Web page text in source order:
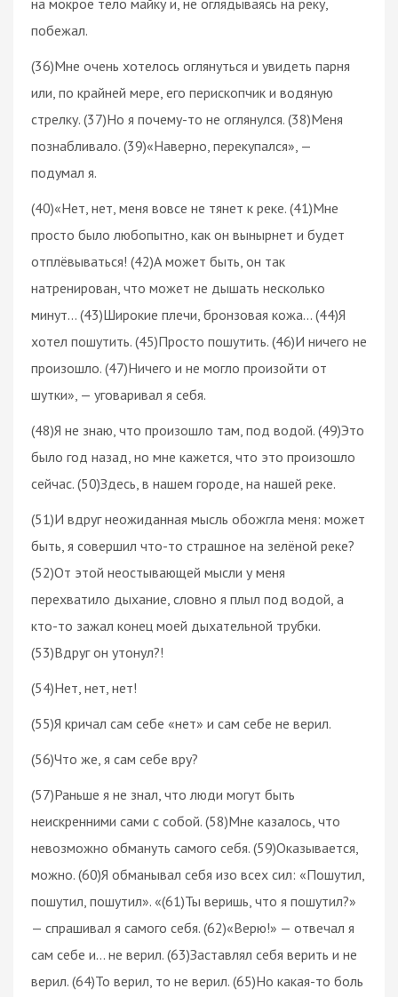
побежал.
(36)Мне очень хотелось оглянуться и увидеть парня
или, по крайней мере, его перископчик и водяную
стрелку. (37)Но я почему-то не оглянулся. (38)Меня
познабливало. (39)«Наверно, перекупался», —
подумал я.
(40)«Нет, нет, меня вовсе не тянет к реке. (41)Мне
просто было любопытно, как он вынырнет и будет
отплёвываться! (42)А может быть, он так
натренирован, что может не дышать несколько
минут… (43)Широкие плечи, бронзовая кожа… (44)Я
хотел пошутить. (45)Просто пошутить. (46)И ничего не
произошло. (47)Ничего и не могло произойти от
шутки», — уговаривал я себя.
(48)Я не знаю, что произошло там, под водой. (49)Это
было год назад, но мне кажется, что это произошло
сейчас. (50)Здесь, в нашем городе, на нашей реке.
(51)И вдруг неожиданная мысль обожгла меня: может
быть, я совершил что-то страшное на зелёной реке?
(52)От этой неостывающей мысли у меня
перехватило дыхание, словно я плыл под водой, а
кто-то зажал конец моей дыхательной трубки.
(53)Вдруг он утонул?!
(54)Нет, нет, нет!
(55)Я кричал сам себе «нет» и сам себе не верил.
(56)Что же, я сам себе вру?
(57)Раньше я не знал, что люди могут быть
неискренними сами с собой. (58)Мне казалось, что
невозможно обмануть самого себя. (59)Оказывается,
можно. (60)Я обманывал себя изо всех сил: «Пошутил,
пошутил, пошутил». «(61)Ты веришь, что я пошутил?»
— спрашивал я самого себя. (62)«Верю!» — отвечал я
сам себе и… не верил. (63)Заставлял себя верить и не
верил. (64)То верил, то не верил. (65)Но какая-то боль